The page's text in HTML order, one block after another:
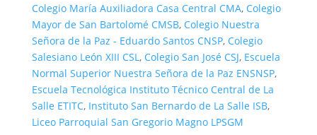
Colegio María Auxiliadora Casa Central CMA, Colegio
Mayor de San Bartolomé CMSB, Colegio Nuestra
Señora de la Paz - Eduardo Santos CNSP, Colegio
Salesiano León XIII CSL, Colegio San José CSJ, Escuela
Normal Superior Nuestra Señora de la Paz ENSNSP,
Escuela Tecnológica Instituto Técnico Central de La
Salle ETITC, Instituto San Bernardo de La Salle ISB,
Liceo Parroquial San Gregorio Magno LPSGM